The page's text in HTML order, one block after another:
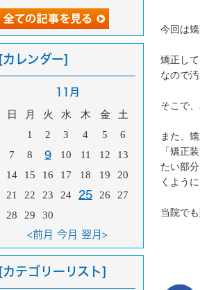
今回は
矯正し
なので
そこで
また、
「矯正
たい部
くよう
当院で
[カレンダー]
11月
日 月 火 水 木 金
土
1
2 3 4 5
6
7
8 9 10 11 12
13
14
15 16 17 18 19
20
21
22 23 24 25 26
27
28
29 30
<前月 今月 翌月>
[カテゴリーリスト]